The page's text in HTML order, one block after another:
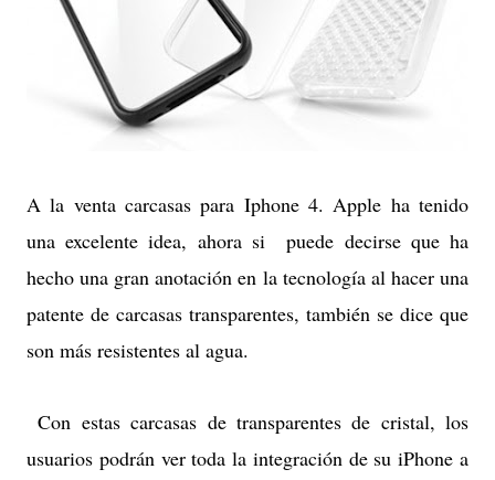
A la venta carcasas para Iphone 4. Apple ha tenido
una excelente idea, ahora si puede decirse que ha
hecho una gran anotación en la tecnología al hacer una
patente de carcasas transparentes, también se dice que
son más resistentes al agua.
Con estas carcasas de transparentes de cristal, los
usuarios podrán ver toda la integración de su iPhone a